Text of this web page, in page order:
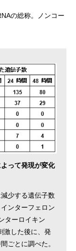
の総称。ノンコー
って発現が変化
少する遺伝子数
ンターフェロン
ターロイキン
激した後に、発
ごとに調べた。